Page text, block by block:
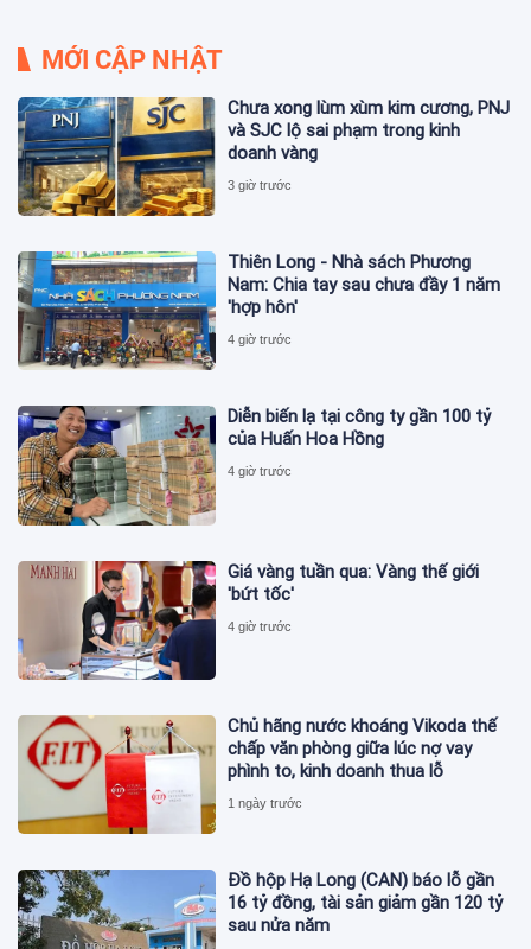
MỚI CẬP NHẬT
Chưa xong lùm xùm kim cương, PNJ
và SJC lộ sai phạm trong kinh
doanh vàng
3 giờ trước
Thiên Long - Nhà sách Phương
Nam: Chia tay sau chưa đầy 1 năm
'hợp hôn'
4 giờ trước
Diễn biến lạ tại công ty gần 100 tỷ
của Huấn Hoa Hồng
4 giờ trước
Giá vàng tuần qua: Vàng thế giới
'bứt tốc'
4 giờ trước
Chủ hãng nước khoáng Vikoda thế
chấp văn phòng giữa lúc nợ vay
phình to, kinh doanh thua lỗ
1 ngày trước
Đồ hộp Hạ Long (CAN) báo lỗ gần
16 tỷ đồng, tài sản giảm gần 120 tỷ
sau nửa năm